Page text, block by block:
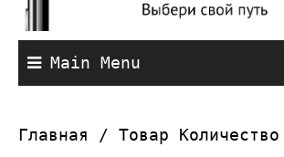
Main Menu
Главная / Товар